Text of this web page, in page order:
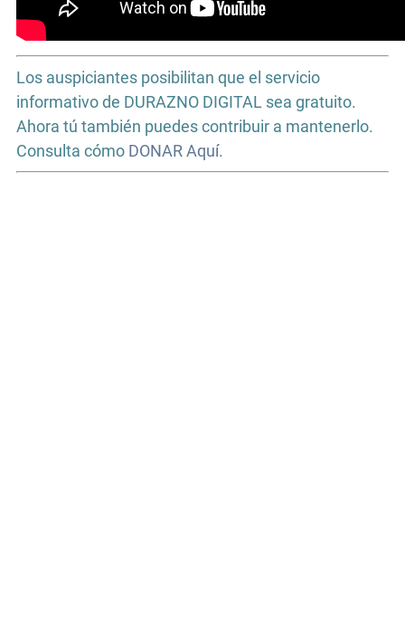
Los auspiciantes posibilitan que el servicio
informativo de DURAZNO DIGITAL sea gratuito.
Ahora tú también puedes contribuir a mantenerlo.
Consulta cómo DONAR Aquí.